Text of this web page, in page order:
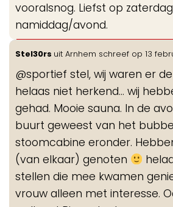
vooralsnog. Liefst op
namiddag/avond.
Stel30rs uit Arnhem schreef op 13
@sportief stel, wij waren er
helaas niet herkend… wij
gehad. Mooie sauna. In de
buurt geweest van het
stoomcabine eronder.
(van elkaar) genoten
stellen die mee kwamen
vrouw alleen met interesse.